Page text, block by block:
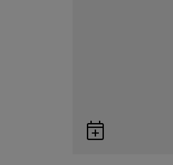
Guardar
en